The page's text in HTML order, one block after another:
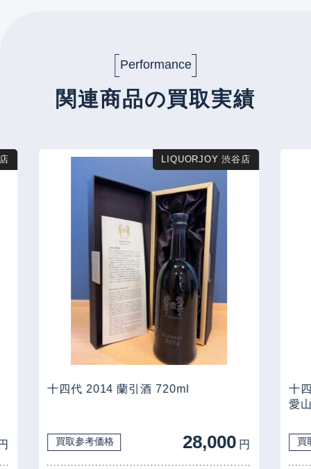
Performance
関連商品の買取実績
LIQUORJOY 渋谷店
十四代 2014 蘭引酒 720ml
買取参考価格 28,000 円
十
愛
買